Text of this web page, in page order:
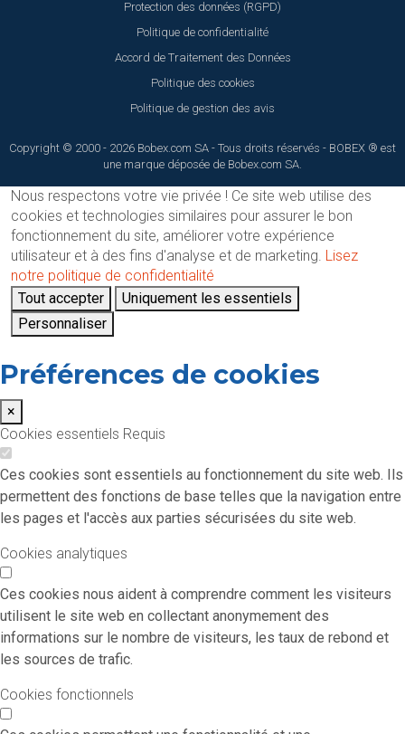
Protection des données (RGPD)
Politique de confidentialité
Accord de Traitement des Données
Politique des cookies
Politique de gestion des avis
Copyright © 2000 - 2026 Bobex.com SA - Tous droits réservés - BOBEX ® est
une marque déposée de Bobex.com SA.
Nous respectons votre vie privée ! Ce site web utilise des
cookies et technologies similaires pour assurer le bon
fonctionnement du site, améliorer votre expérience
utilisateur et à des fins d'analyse et de marketing. Lisez
notre politique de confidentialité
Tout accepter
Uniquement les essentiels
Personnaliser
Préférences de cookies
×
Cookies essentiels Requis
Ces cookies sont essentiels au fonctionnement du site web. Ils
permettent des fonctions de base telles que la navigation entre
les pages et l'accès aux parties sécurisées du site web.
Cookies analytiques
Ces cookies nous aident à comprendre comment les visiteurs
utilisent le site web en collectant anonymement des
informations sur le nombre de visiteurs, les taux de rebond et
les sources de trafic.
Cookies fonctionnels